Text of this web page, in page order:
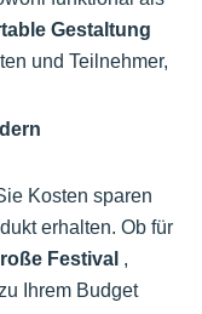
Gestaltung
und Teilnehmer,
Kosten sparen
erhalten. Ob für
Festival ,
Ihrem Budget